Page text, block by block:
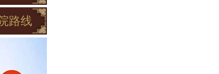
路线